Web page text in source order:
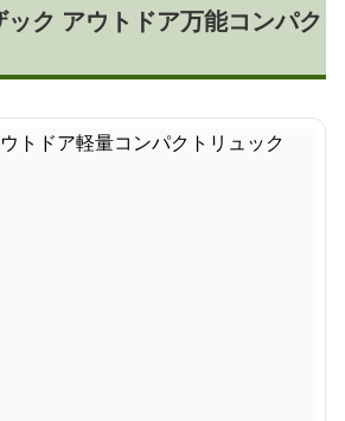
ク アウトドア万能コンパク